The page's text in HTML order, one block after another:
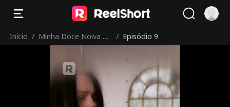
Início / Minha Doce Noiva Se
/ Episódio 9